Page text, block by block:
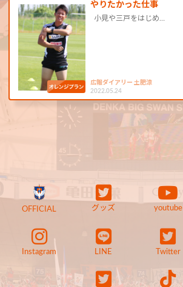
やりたかった仕事
小見や三戸をはじめ…
広報ダイアリー 土肥涼
2022.05.24
OFFICIAL グッズ youtube
Instagram LINE Twitter